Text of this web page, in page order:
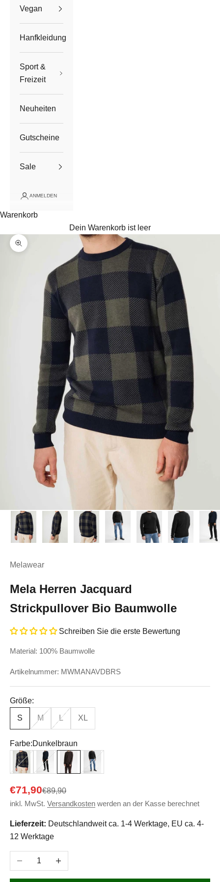
Vegan
Hanfkleidung
Sport &
Freizeit
Neuheiten
Gutscheine
Sale
ANMELDEN
Warenkorb
Dein Warenkorb ist leer
Bild vergrößern
Melawear
Mela Herren Jacquard
Strickpullover Bio Baumwolle
Schreiben Sie die erste Bewertung
Material: 100% Baumwolle
Artikelnummer: MWMANAVDBRS
Größe:
S M L XL
Farbe:Dunkelbraun
Green-Navy-Check
Navy Dunkelbraun
Schwarz
Angebot
€71,90Regulärer Preis
€89,90
inkl. MwSt. Versandkosten werden an der Kasse berechnet
Lieferzeit: Deutschlandweit ca. 1-4 Werktage, EU ca. 4-
12 Werktage
Anzahl verringernAnzahl erhöhen